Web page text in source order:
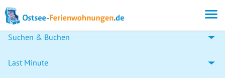
Suchen & Buchen
Last Minute